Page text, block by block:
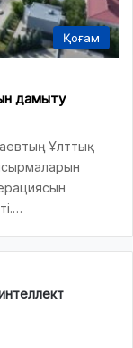
Қоғам
дамыту
Ұлттық